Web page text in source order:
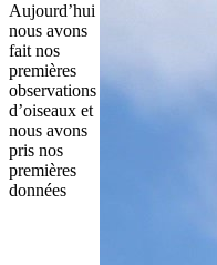
Aujourd’hui
nous avons
fait nos
premières
observations
d’oiseaux et
nous avons
pris nos
premières
données